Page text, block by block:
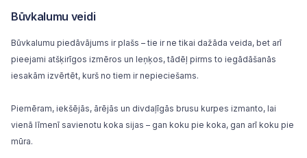
Būvkalumu veidi
Būvkalumu piedāvājums ir plašs – tie ir ne tikai dažāda veida, bet arī
pieejami atšķirīgos izmēros un leņķos, tādēļ pirms to iegādāšanās
iesakām izvērtēt, kurš no tiem ir nepieciešams.
Piemēram, iekšējās, ārējās un divdaļīgās brusu kurpes izmanto, lai
vienā līmenī savienotu koka sijas – gan koku pie koka, gan arī koku pie
mūra.